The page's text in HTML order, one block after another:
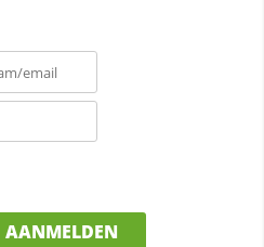
AANMELDEN